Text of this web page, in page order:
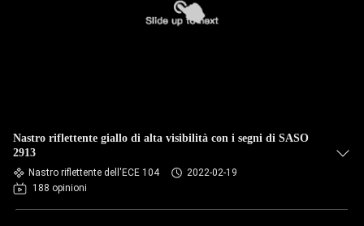
Nastro riflettente giallo di alta visibilità con i segni di SASO
2913
Nastro riflettente dell'ECE 104
2022-02-19
188 opinioni